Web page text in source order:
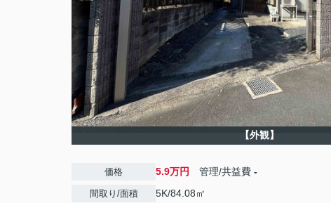
【外観】
価格 5.9万円 管理/共益費 -
間取り/面積 5K/84.08㎡